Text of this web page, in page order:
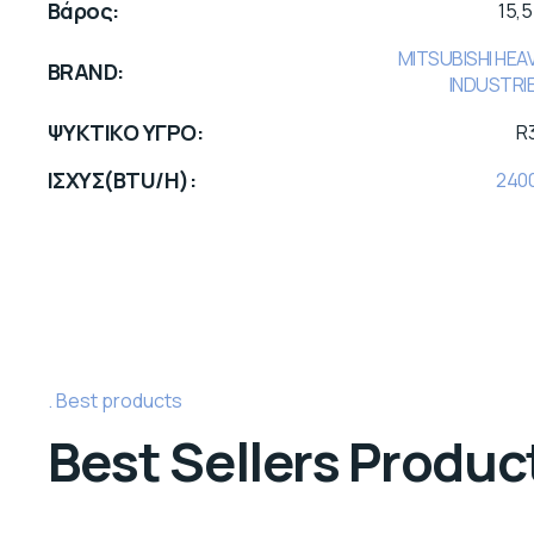
Βάρος 15,5
BRAND
MITSUBISHI
ΨΥΚΤΙΚΟ ΥΓΡΟ
ΙΣΧΥΣ(BTU/H)
Best products
Best Sellers